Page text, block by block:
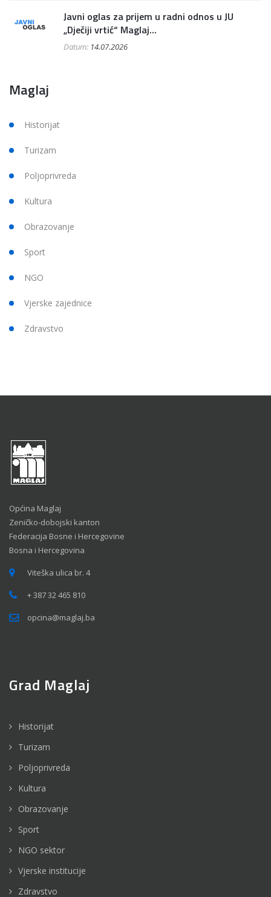
Javni oglas za prijem u radni odnos u JU
„Dječiji vrtić“ Maglaj...
Datum: 14.07.2026
Maglaj
Historijat
Turizam
Poljoprivreda
Kultura
Obrazovanje
Sport
NGO
Vjerske zajednice
Zdravstvo
Općina Maglaj
Zeničko-dobojski kanton
Federacija Bosne i Hercegovine
Bosna i Hercegovina
Viteška ulica br. 4
+ 387 32 465 810
opcina@maglaj.ba
Grad Maglaj
Historijat
Turizam
Poljoprivreda
Kultura
Obrazovanje
Sport
NGO sektor
Vjerske institucije
Zdravstvo